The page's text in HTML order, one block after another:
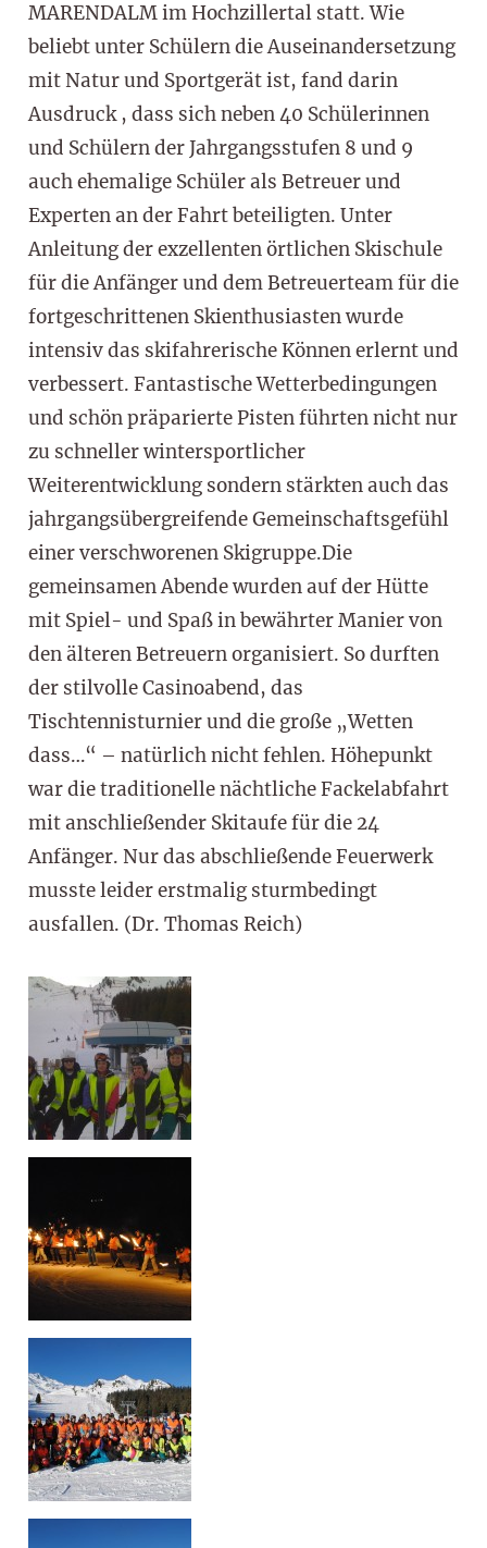
MARENDALM im Hochzillertal statt. Wie
beliebt unter Schülern die Auseinandersetzung
mit Natur und Sportgerät ist, fand darin
Ausdruck , dass sich neben 40 Schülerinnen
und Schülern der Jahrgangsstufen 8 und 9
auch ehemalige Schüler als Betreuer und
Experten an der Fahrt beteiligten. Unter
Anleitung der exzellenten örtlichen Skischule
für die Anfänger und dem Betreuerteam für die
fortgeschrittenen Skienthusiasten wurde
intensiv das skifahrerische Können erlernt und
verbessert. Fantastische Wetterbedingungen
und schön präparierte Pisten führten nicht nur
zu schneller wintersportlicher
Weiterentwicklung sondern stärkten auch das
jahrgangsübergreifende Gemeinschaftsgefühl
einer verschworenen Skigruppe.Die
gemeinsamen Abende wurden auf der Hütte
mit Spiel- und Spaß in bewährter Manier von
den älteren Betreuern organisiert. So durften
der stilvolle Casinoabend, das
Tischtennisturnier und die große „Wetten
dass…“ – natürlich nicht fehlen. Höhepunkt
war die traditionelle nächtliche Fackelabfahrt
mit anschließender Skitaufe für die 24
Anfänger. Nur das abschließende Feuerwerk
musste leider erstmalig sturmbedingt
ausfallen. (Dr. Thomas Reich)